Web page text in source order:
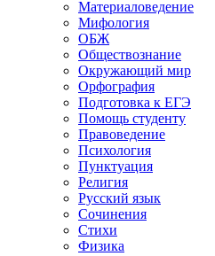
Материаловедение
Мифология
ОБЖ
Обществознание
Окружающий мир
Орфография
Подготовка к ЕГЭ
Помощь студенту
Правоведение
Психология
Пунктуация
Религия
Русский язык
Сочинения
Стихи
Физика